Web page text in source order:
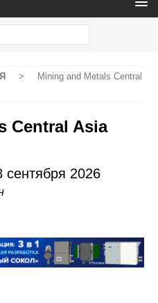
>
Mining and Metals Central
Central Asia
сентября 2026